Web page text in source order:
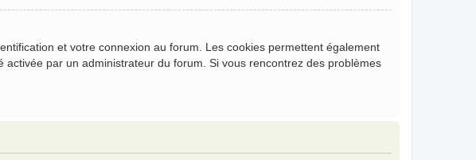
et votre connexion au forum. Les cookies permettent également
par un administrateur du forum. Si vous rencontrez des problèmes